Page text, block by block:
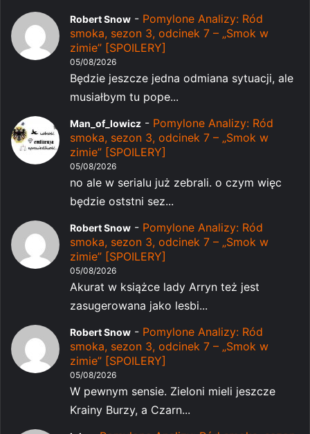
Robert Snow - Pomylone Analizy: Ród
smoka, sezon 3, odcinek 7 – „Smok w
zimie” [SPOILERY]
05/08/2026
Będzie jeszcze jedna odmiana sytuacji, ale
musiałbym tu pope...
Man_of_lowicz - Pomylone Analizy: Ród
smoka, sezon 3, odcinek 7 – „Smok w
zimie” [SPOILERY]
05/08/2026
no ale w serialu już zebrali. o czym więc
będzie oststni sez...
Robert Snow - Pomylone Analizy: Ród
smoka, sezon 3, odcinek 7 – „Smok w
zimie” [SPOILERY]
05/08/2026
Akurat w książce lady Arryn też jest
zasugerowana jako lesbi...
Robert Snow - Pomylone Analizy: Ród
smoka, sezon 3, odcinek 7 – „Smok w
zimie” [SPOILERY]
05/08/2026
W pewnym sensie. Zieloni mieli jeszcze
Krainy Burzy, a Czarn...